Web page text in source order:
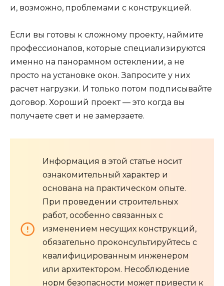
и, возможно, проблемами с конструкцией.
Если вы готовы к сложному проекту, наймите
профессионалов, которые специализируются
именно на панорамном остеклении, а не
просто на установке окон. Запросите у них
расчет нагрузки. И только потом подписывайте
договор. Хороший проект — это когда вы
получаете свет и не замерзаете.
Информация в этой статье носит
ознакомительный характер и
основана на практическом опыте.
При проведении строительных
работ, особенно связанных с
изменением несущих конструкций,
обязательно проконсультируйтесь с
квалифицированным инженером
или архитектором. Несоблюдение
норм безопасности может привести к